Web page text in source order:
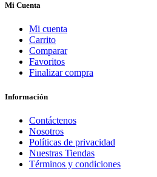
Mi Cuenta
Mi cuenta
Carrito
Comparar
Favoritos
Finalizar compra
Información
Contáctenos
Nosotros
Políticas de privacidad
Nuestras Tiendas
Términos y condiciones